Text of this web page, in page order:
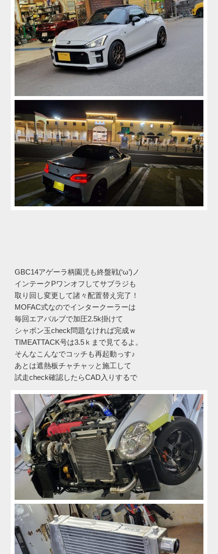
GBC14アゲーラ柄園児も終盤戦(‘ω’)ノ
インテークPワンオフしてサブラジも
取り回し変更して諸々配置替え完了！
MOFAC式なのでインタークーラーは
毎回エアバルブで加圧2.5k掛けて
シャボン玉check問題なければ完成ｗ
TIMEATTACK号は3.5ｋまで見てるよ。
そんなこんなでコッチも再起動っす♪
あとは遮熱板チャチャッと施工して
試走check確認したらCAD入りするで